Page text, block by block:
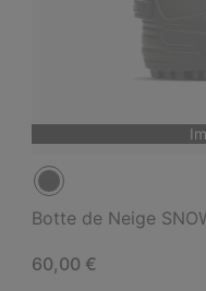
Botte de Neige
Regular price:
60,00 €